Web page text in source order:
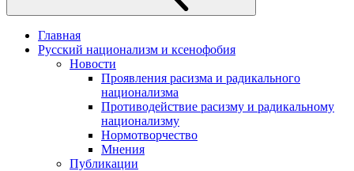
Главная
Русский национализм и ксенофобия
Новости
Проявления расизма и радикального
национализма
Противодействие расизму и радикальному
национализму
Нормотворчество
Мнения
Публикации